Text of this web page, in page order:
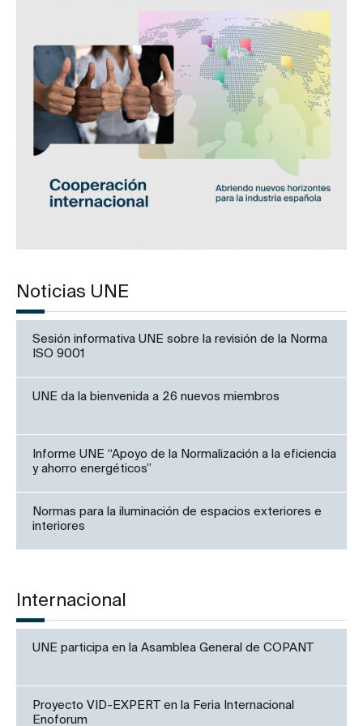
Noticias UNE
Sesión informativa UNE sobre la revisión de la Norma
ISO 9001
UNE da la bienvenida a 26 nuevos miembros
Informe UNE “Apoyo de la Normalización a la eficiencia
y ahorro energéticos”
Normas para la iluminación de espacios exteriores e
interiores
Internacional
UNE participa en la Asamblea General de COPANT
Proyecto VID-EXPERT en la Feria Internacional
Enoforum